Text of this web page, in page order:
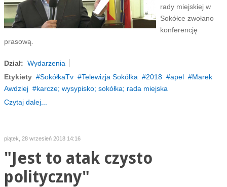
rady miejskiej w
Sokółce zwołano
konferencję
prasową.
Dział: Wydarzenia
Etykiety
SokółkaTv Telewizja Sokółka 2018 apel
Marek
Awdziej
karcze; wysypisko; sokółka; rada miejska
Czytaj dalej...
piątek, 28 wrzesień 2018 14:16
"Jest to atak czysto
polityczny"